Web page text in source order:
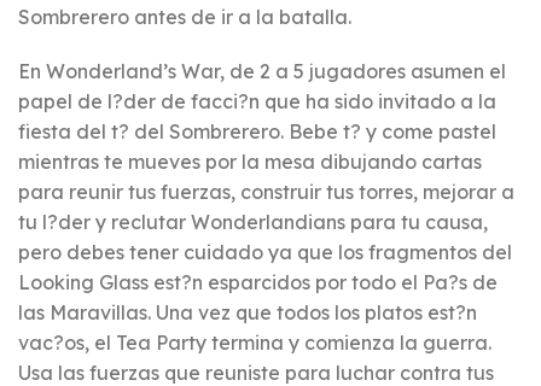
Sombrerero antes de ir a la batalla.
En Wonderland’s War, de 2 a 5 jugadores asumen el
papel de l?der de facci?n que ha sido invitado a la
fiesta del t? del Sombrerero. Bebe t? y come pastel
mientras te mueves por la mesa dibujando cartas
para reunir tus fuerzas, construir tus torres, mejorar a
tu l?der y reclutar Wonderlandians para tu causa,
pero debes tener cuidado ya que los fragmentos del
Looking Glass est?n esparcidos por todo el Pa?s de
las Maravillas. Una vez que todos los platos est?n
vac?os, el Tea Party termina y comienza la guerra.
Usa las fuerzas que reuniste para luchar contra tus